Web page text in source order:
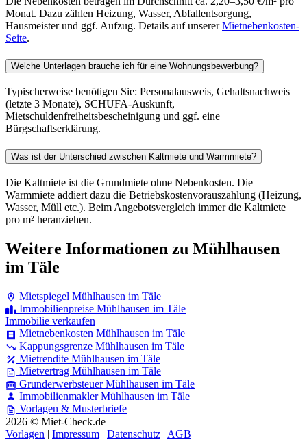
Monat. Dazu zählen Heizung, Wasser, Abfallentsorgung,
Hausmeister und ggf. Aufzug. Details auf unsererMietnebenkosten-
Seite.
Welche Unterlagen brauche ich für eine Wohnungsbewerbung?
Typischerweise benötigen Sie: Personalausweis, Gehaltsnachweis
(letzte 3 Monate), SCHUFA-Auskunft,
Mietschuldenfreiheitsbescheinigung und ggf. eine
Bürgschaftserklärung.
Was ist der Unterschied zwischen Kaltmiete und Warmmiete?
Die Kaltmiete ist die Grundmiete ohne Nebenkosten. Die
Warmmiete addiert dazu die Betriebskostenvorauszahlung (Heizung,
Wasser, Müll etc.). Beim Angebotsvergleich immer die Kaltmiete
pro m² heranziehen.
Weitere Informationen zu Mühlhausen
im Täle
Mietspiegel Mühlhausen im Täle
Immobilienpreise Mühlhausen im Täle
Immobilie verkaufen
Mietnebenkosten Mühlhausen im Täle
Kappungsgrenze Mühlhausen im Täle
Mietrendite Mühlhausen im Täle
Mietvertrag Mühlhausen im Täle
Grunderwerbsteuer Mühlhausen im Täle
Immobilienmakler Mühlhausen im Täle
Vorlagen & Musterbriefe
2026 © Miet-Check.de
Vorlagen | Impressum | Datenschutz | AGB